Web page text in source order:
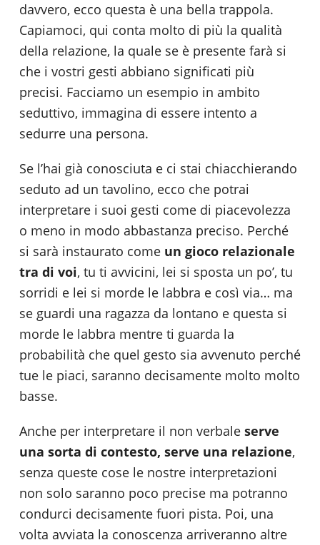
davvero, ecco questa è una bella trappola.
Capiamoci, qui conta molto di più la qualità
della relazione, la quale se è presente farà si
che i vostri gesti abbiano significati più
precisi. Facciamo un esempio in ambito
seduttivo, immagina di essere intento a
sedurre una persona.
Se l’hai già conosciuta e ci stai chiacchierando
seduto ad un tavolino, ecco che potrai
interpretare i suoi gesti come di piacevolezza
o meno in modo abbastanza preciso. Perché
si sarà instaurato come un gioco relazionale
tra di voi, tu ti avvicini, lei si sposta un po’, tu
sorridi e lei si morde le labbra e così via… ma
se guardi una ragazza da lontano e questa si
morde le labbra mentre ti guarda la
probabilità che quel gesto sia avvenuto perché
tue le piaci, saranno decisamente molto molto
basse.
Anche per interpretare il non verbale serve
una sorta di contesto, serve una relazione,
senza queste cose le nostre interpretazioni
non solo saranno poco precise ma potranno
condurci decisamente fuori pista. Poi, una
volta avviata la conoscenza arriveranno altre